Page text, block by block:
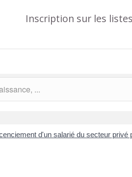
Inscription sur les
d'un salarié du secteur privé